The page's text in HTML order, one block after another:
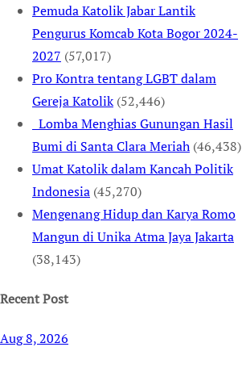
Pemuda Katolik Jabar Lantik
Pengurus Komcab Kota Bogor 2024-
2027 (57,017)
Pro Kontra tentang LGBT dalam
Gereja Katolik (52,446)
Lomba Menghias Gunungan Hasil
Bumi di Santa Clara Meriah (46,438)
Umat Katolik dalam Kancah Politik
Indonesia (45,270)
Mengenang Hidup dan Karya Romo
Mangun di Unika Atma Jaya Jakarta
(38,143)
Recent Post
Aug 8, 2026